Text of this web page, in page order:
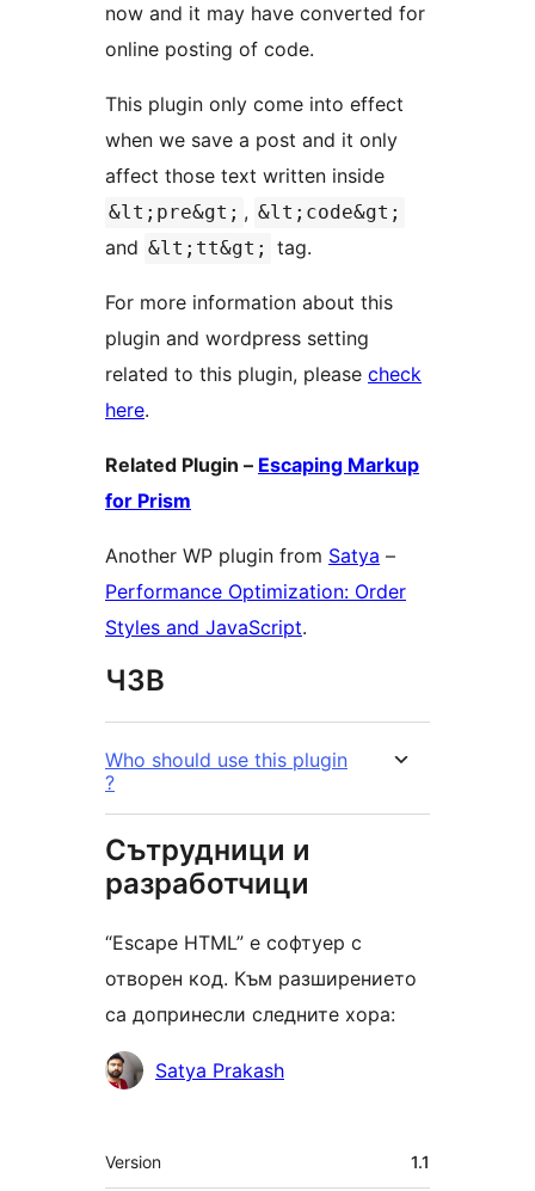
now and it may have converted for
online posting of code.
This plugin only come into effect
when we save a post and it only
affect those text written inside
&lt;pre&gt; , &lt;code&gt;
and &lt;tt&gt; tag.
For more information about this
plugin and wordpress setting
related to this plugin, please check
here.
Related Plugin – Escaping Markup
for Prism
Another WP plugin from Satya –
Performance Optimization: Order
Styles and JavaScript.
ЧЗВ
Who should use this plugin
?
Сътрудници и
разработчици
“Escape HTML” е софтуер с
отворен код. Към разширението
са допринесли следните хора:
Сътрудници
Satya Prakash
Мета
Version 1.1